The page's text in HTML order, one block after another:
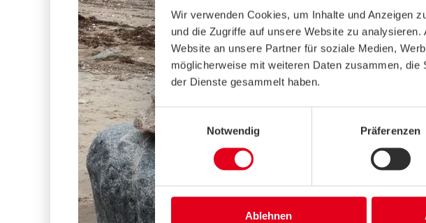
Wir verwenden Cookies, um Inhalte und Anzeigen
und die Zugriffe auf unsere Website zu
Website an unsere Partner für soziale Medien,
möglicherweise mit weiteren Daten zusammen,
der Dienste gesammelt haben.
Einwilligungsauswahl
Notwendig
Präferenzen
Ablehnen